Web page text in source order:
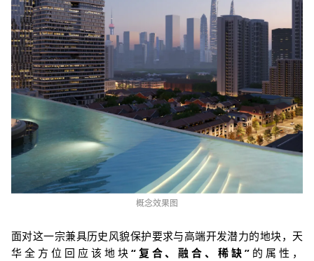
概念效果图
面对这一宗兼具历史风貌保护要求与高端开发潜力的地块，天
华全方位回应该地块 “复合、融合、稀缺” 的属性，